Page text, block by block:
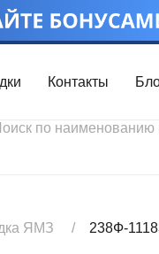
Контакты
ЯМЗ 238Ф-